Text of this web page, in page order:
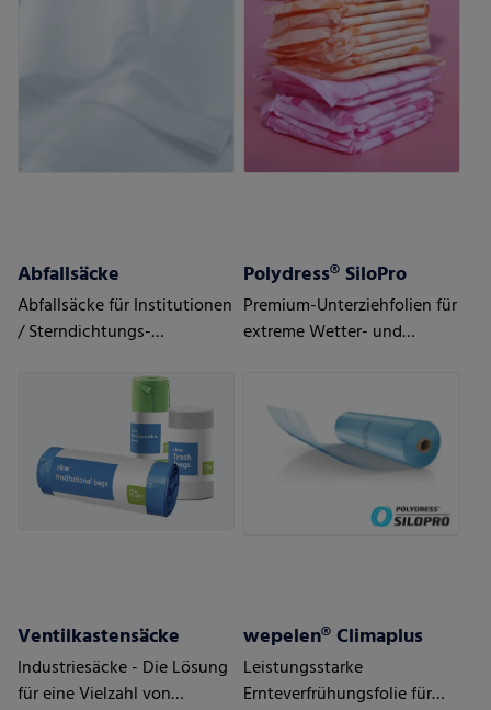
Abfallsäcke
Abfallsäcke für Institutionen
/ Sterndichtungs-
Polydress® SiloPro
Premium-Unterziehfolien für
extreme Wetter- und
Ventilkastensäcke
Industriesäcke - Die Lösung
für eine Vielzahl von
wepelen® Climaplus
Leistungsstarke
Ernteverfrühungsfolie für